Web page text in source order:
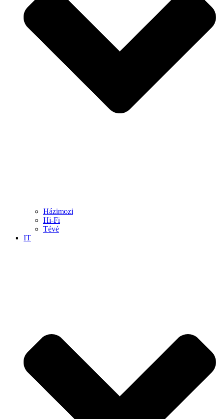
Házimozi
Hi-Fi
Tévé
IT